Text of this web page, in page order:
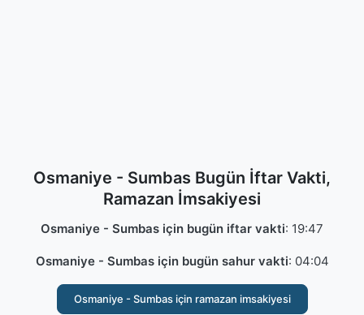
Osmaniye - Sumbas Bugün İftar Vakti,
Ramazan İmsakiyesi
Osmaniye - Sumbas için bugün iftar vakti: 19:47
Osmaniye - Sumbas için bugün sahur vakti: 04:04
Osmaniye - Sumbas için ramazan imsakiyesi